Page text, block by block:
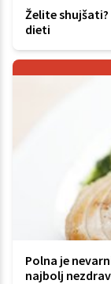
Želite
dieti
Polna je
najbolj